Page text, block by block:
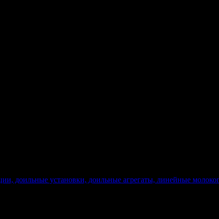
доильные установки, доильные агрегаты, линейные